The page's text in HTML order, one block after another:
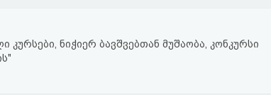
კურსები, ნიჭიერ ბავშვებთან მუშაობა, კონკურსი